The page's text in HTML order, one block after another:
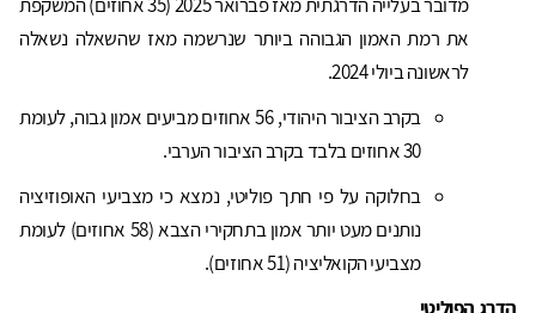
את רמת האמון הגבוהה ביותר שנרשמה מאז שהשאלה נשאלה
לראשונה ביולי 2024.
בקרב הציבור היהודי, 56 אחוזים מביעים אמון גבוה, לעומת
30 אחוזים בלבד בקרב הציבור הערבי.
בחלוקה על פי חתך פוליטי, נמצא כי מצביעי האופוזיציה
נותנים מעט יותר אמון בתחקירי הצבא (58 אחוזים) לעומת
מצביעי הקואליציה (51 אחוזים).